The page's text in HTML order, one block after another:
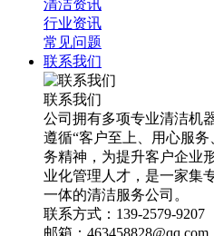
清洁资讯
行业资讯
常见问题
联系我们
联系我们
公司拥有多项专业清洁机
遵循“客户至上、用心服
务精神，为提升客户企业
业化管理人才，是一家集
一体的清洁服务公司。
联系方式：139-2579-9207
邮箱：463458828@qq.com